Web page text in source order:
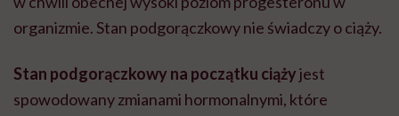
organizmie. Stan podgorączkowy nie świadczy o ciąży.
Stan podgorączkowy na początku ciążyjest
spowodowany zmianami hormonalnymi, które